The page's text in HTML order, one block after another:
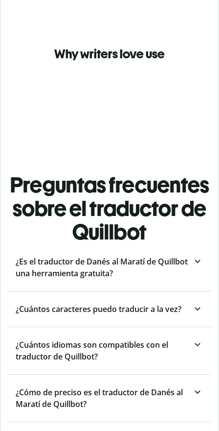
Why writers love use
Preguntas frecuentes
sobre el traductor de
Quillbot
¿Es el traductor de Danés al Maratí de Quillbot
una herramienta gratuita?
¿Cuántos caracteres puedo traducir a la vez?
¿Cuántos idiomas son compatibles con el
traductor de Quillbot?
¿Cómo de preciso es el traductor de Danés al
Maratí de Quillbot?